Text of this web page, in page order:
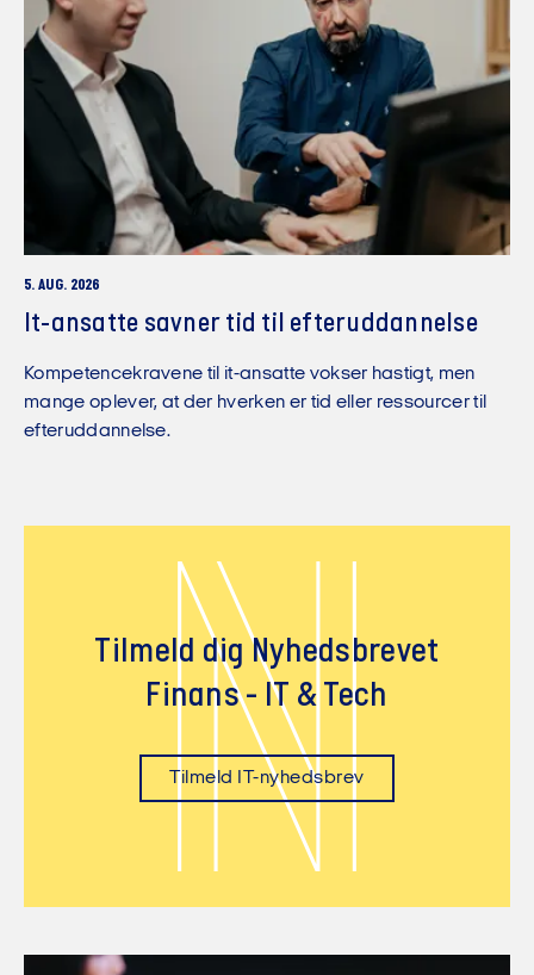
5. AUG. 2026
It-ansatte savner tid til efteruddannelse
Kompetencekravene til it-ansatte vokser hastigt, men
mange oplever, at der hverken er tid eller ressourcer til
efteruddannelse.
N
Tilmeld dig Nyhedsbrevet
Finans - IT & Tech
Tilmeld IT-nyhedsbrev